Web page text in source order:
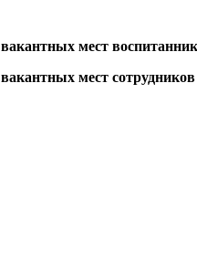
вакантных мест
вакантных мест сотрудников